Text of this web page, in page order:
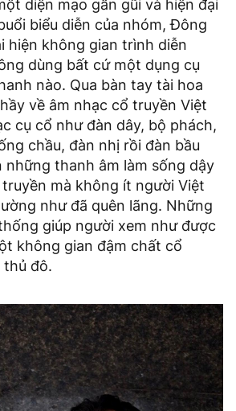
diện mạo gần gũi và hiện đại
biểu diễn của nhóm, Đông
hiện không gian trình diễn
dùng bất cứ một dụng cụ
nào. Qua bàn tay tài hoa
về âm nhạc cổ truyền Việt
cụ cổ như đàn dây, bộ phách,
chầu, đàn nhị rồi đàn bầu
những thanh âm làm sống dậy
mà không ít người Việt
như đã quên lãng. Những
giúp người xem như được
không gian đậm chất cổ
thủ đô.